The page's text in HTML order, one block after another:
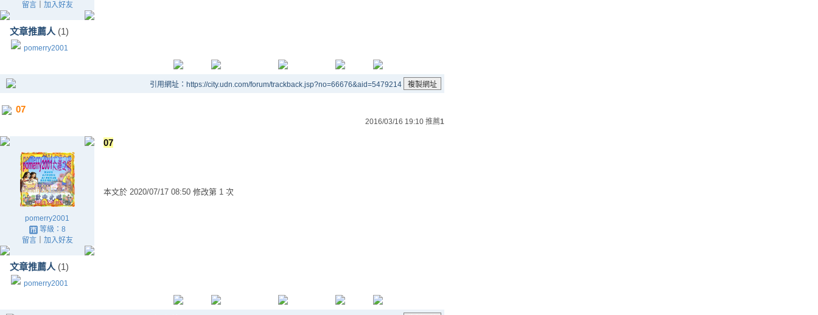
留言｜ 加入好友
文章推薦人 (1)
pomerry2001
引用網址：https://city.udn.com/forum/trackback.jsp?no=66676&aid=5479214
07
2016/03/16 19:10 推薦1
pomerry2001
等級：8
留言｜ 加入好友
文章推薦人 (1)
pomerry2001
07
本文於 2020/07/17 08:50 修改第 1 次